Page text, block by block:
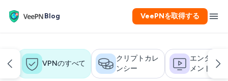
Blog VeePNを取得する
て
VPNのすべて
クリプトカレ
ンシー
エンターテ
メント